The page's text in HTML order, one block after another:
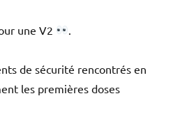
une V2
de sécurité rencontrés en
les premières doses